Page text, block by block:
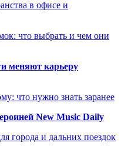
в офисе и
что выбрать и чем они
меняют карьеру
что нужно знать заранее
New Music Daily
города и дальних поездок